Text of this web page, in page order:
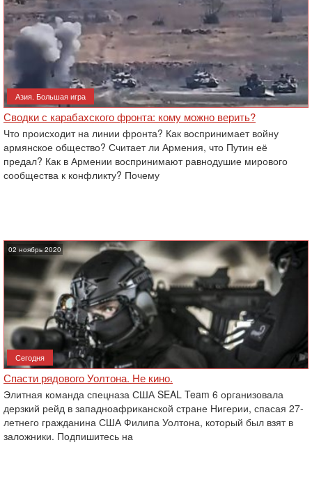
Азия. Большая игра
Сводки с карабахского фронта: кому можно верить?
Что происходит на линии фронта? Как воспринимает войну
армянское общество? Считает ли Армения, что Путин её
предал? Как в Армении воспринимают равнодушие мирового
сообщества к конфликту? Почему
02 ноябрь 2020
Сегодня
Спасти рядового Уолтона. Не кино.
Элитная команда спецназа США SEAL Team 6 организовала
дерзкий рейд в западноафриканской стране Нигерии, спасая 27-
летнего гражданина США Филипа Уолтона, который был взят в
заложники. Подпишитесь на